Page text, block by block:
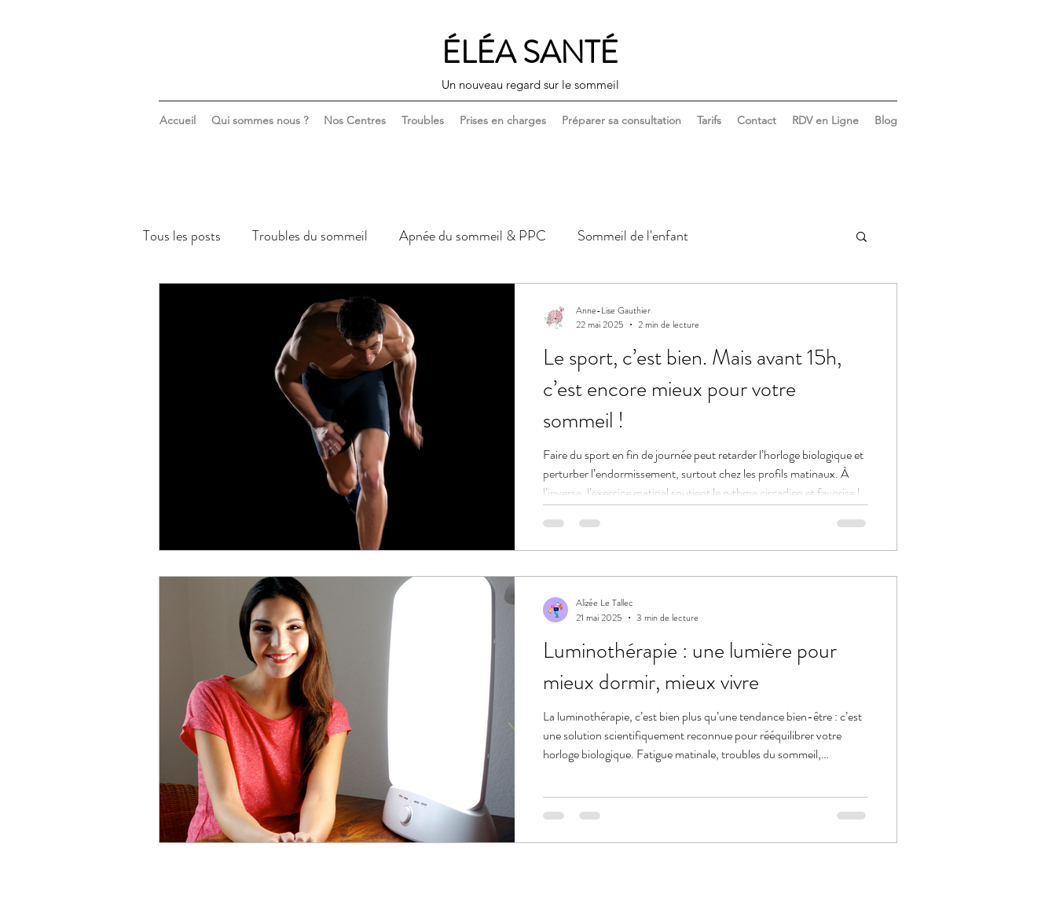
ÉLÉA SANTÉ
Un nouveau regard sur le sommeil
Accueil Qui sommes nous ? Nos Centres Troubles Prises en charges Préparer sa consultation Tarifs Contact RDV en Ligne Blog
Tous les posts Troubles du sommeil Apnée du sommeil & PPC Sommeil de l'enfant
Sommeil & santé mentale Sommeil, corps & santé
Le sport, c’est bien. Mais avant 15h,
c’est encore mieux pour votre
sommeil !
Faire du sport en fin de journée peut retarder l’horloge biologique et
perturber l’endormissement, surtout chez les profils matinaux. À
l’inverse, l’exercice matinal soutient le rythme circadien et favorise le
sommeil profond.
Anne-Lise Gauthier
22 mai 2025
2 min de lecture
Luminothérapie : une lumière pour
mieux dormir, mieux vivre
La luminothérapie, c’est bien plus qu’une tendance bien-être : c’est
une solution scientifiquement reconnue pour rééquilibrer votre
horloge biologique. Fatigue matinale, troubles du sommeil,
Alizée Le Tallec
21 mai 2025
3 min de lecture